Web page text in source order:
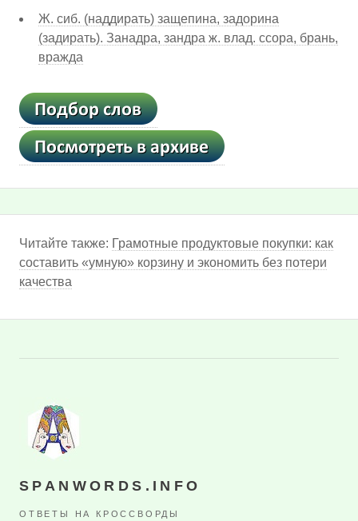
Ж. сиб. (наддирать) защепина, задорина
(задирать). Занадра, зандра ж. влад. ссора, брань,
вражда
Читайте также: Грамотные продуктовые покупки: как
составить «умную» корзину и экономить без потери
качества
SPANWORDS.INFO
ОТВЕТЫ НА КРОССВОРДЫ